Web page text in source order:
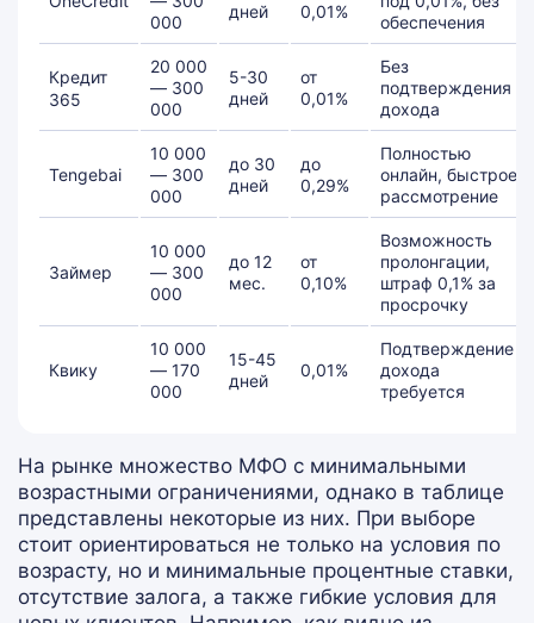
000
дней
0,01%
обеспечения
Кредит
365
20 000
— 300
000
5-30
дней
от
0,01%
Без
подтверждения
дохода
Tengebai
10 000
— 300
000
до 30
дней
до
0,29%
Полностью
онлайн, быстрое
рассмотрение
Займер
10 000
— 300
000
до 12
мес.
от
0,10%
Возможность
пролонгации,
штраф 0,1% за
просрочку
Квику
10 000
— 170
000
15-45
дней
0,01%
Подтверждение
дохода
требуется
На рынке множество МФО с минимальными
возрастными ограничениями, однако в таблице
представлены некоторые из них. При выборе
стоит ориентироваться не только на условия по
возрасту, но и минимальные процентные ставки,
отсутствие залога, а также гибкие условия для